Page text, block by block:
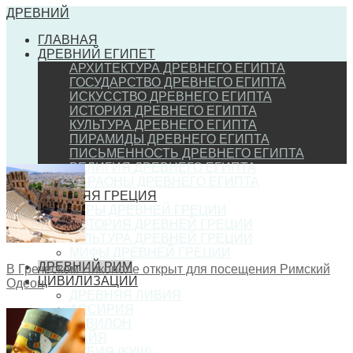
ДРЕВНИЙ
ГЛАВНАЯ
ДРЕВНИЙ ЕГИПЕТ
АРХИТЕКТУРА ДРЕВНЕГО ЕГИПТА
ГОСУДАРСТВО ДРЕВНЕГО ЕГИПТА
ИСКУССТВО ДРЕВНЕГО ЕГИПТА
ИСТОРИЯ ДРЕВНЕГО ЕГИПТА
КУЛЬТУРА ДРЕВНЕГО ЕГИПТА
ПИРАМИДЫ ДРЕВНЕГО ЕГИПТА
ПИСЬМЕННОСТЬ ДРЕВНЕГО ЕГИПТА
РЕЛИГИЯ ДРЕВНЕГО ЕГИПТА
ФАРАОНЫ ДРЕВНЕГО ЕГИПТА
ДРЕВНЯЯ ГРЕЦИЯ
ИГРЫ ДРЕВНЕЙ ГРЕЦИИ
ИСТОРИЯ ДРЕВНЕЙ ГРЕЦИИ
КУЛЬТУРА ДРЕВНЕЙ ГРЕЦИИ
ДРЕВНИЙ РИМ
ЦИВИЛИЗАЦИИ
АССИРИЯ
ВАВИЛОН
МАЙЯ
В Греческом Никополе открыт для посещения Римский
Одеон